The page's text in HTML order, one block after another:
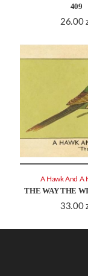
409
26.00
THE WAY THE
33.00
A Hawk And A